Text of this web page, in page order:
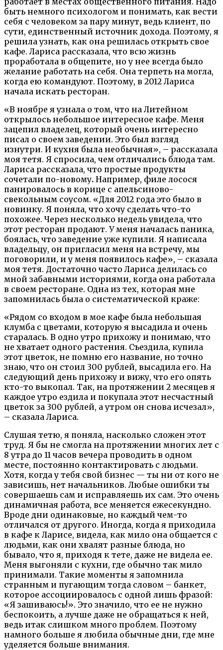
быть немного психологом и понимать, как вести
себя с человеком за пару минут, ведь клиент, по
сути, единственный источник дохода. Поэтому, я
решила узнать, как она решилась открыть свое
кафе. Лариса рассказала, что всю жизнь
проработала в общепите, но у нее всегда было
желание работать на себя. Она терпеть на могла,
когда ею командуют. Поэтому, в 2012 Лариса
начала искать ресторан.
«В ноябре я узнала о том, что на Литейном
открылось небольшое интересное кафе. Меня
зацепил владелец, который очень интересно
писал о своем заведении. Это был взгляд
изнутри. И кухня была необычная», – рассказала
моя тетя. Я спросила, чем отличались блюда там.
Лариса рассказала, что простые продукты
сочетали по-новому. Например, филе лосося
панировалось в корице с апельсиново-
свекольным соусом. «Для 2012 года это было в
новинку. Я поняла, что хочу сделать что-то
похожее. Через несколько недель увидела, что
этот ресторан продают. У меня началась паника,
боялась, что заведение уже купили. Я написала
владельцу, он пригласил меня на встречу, мы
поговорили, и у меня появилось кафе», – сказала
моя тетя. Достаточно часто Лариса делилась со
мной забавными историями, когда она работала
в своем ресторане. Одна из тех, которая мне
запомнилась была о систематической краже:
«Рядом со входом в мое кафе была небольшая
клумба с цветами, которую я высадила и очень
старалась. В одно утро прихожу и понимаю, что
не хватает одного растения. Съездила, купила
этот цветок, не помню его название, но точно
знаю, что он стоил 300 рублей, высадила его. На
следующий день прихожу и вижу, что его опять
кто-то выкопал. Так, на протяжении 2 месяцев я
каждое утро ездила и покупала этот несчастный
цветок за 300 рублей, а утром он снова исчезал»,
– сказала Лариса.
Слушая тетю, я поняла, насколько сложен этот
труд. Я бы не смогла на протяжении многих лет с
8 утра до 11 часов вечера проводить в одном
месте, постоянно контактировать с людьми.
Хотя, когда у тебя свой бизнес — ты ни от кого не
зависишь, нет начальников. Любые ошибки ты
совершаешь сам и исправляешь их сам. Это очень
динамичная работа, все меняется ежесекундно.
Вроде дни одинаковые, но каждый чем-то
отличался от другого. Иногда, когда я приходила
в кафе к Ларисе, видела, как мило она общается с
людьми, как они хвалят разные блюда, но
бывало, что я, приходя к тете, даже не видела ее.
Меня выгоняли с кухни, где обычно так мило
принимали. Такие моменты я запомнила
странным и пугающим тогда словом – банкет,
которое ассоциировалось с одной лишь фразой:
«Я зашиваюсь!». Это значило, что ее не нужно
беспокоить, а лучше даже не обращаться к ней,
ведь итак слишком много проблем. Поэтому
намного больше я любила обычные дни, где мне
уделяется больше внимания.